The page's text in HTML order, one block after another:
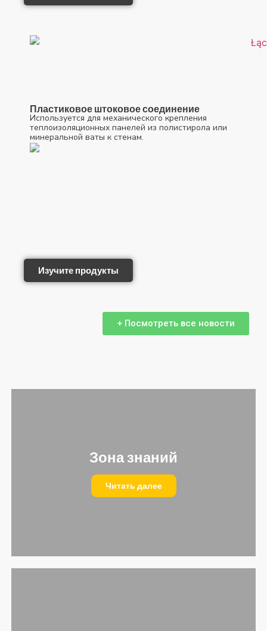
Пластиковое штоковое соединение
Используется для механического крепления
теплоизоляционных панелей из полистирола или
минеральной ваты к стенам.
Изучите продукты
+ Посмотреть все новости
Зона знаний
Читать далее